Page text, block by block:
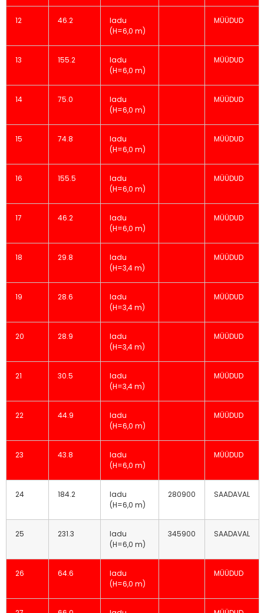
12 46.2
ladu
(H=6,0 m)
MÜÜDUD
13 155.2
ladu
(H=6,0 m)
MÜÜDUD
14 75.0
ladu
(H=6,0 m)
MÜÜDUD
15 74.8
ladu
(H=6,0 m)
MÜÜDUD
16 155.5
ladu
(H=6,0 m)
MÜÜDUD
17 46.2
ladu
(H=6,0 m)
MÜÜDUD
18 29.8
ladu
(H=3,4 m)
MÜÜDUD
19 28.6
ladu
(H=3,4 m)
MÜÜDUD
20 28.9
ladu
(H=3,4 m)
MÜÜDUD
21 30.5
ladu
(H=3,4 m)
MÜÜDUD
22 44.9
ladu
(H=6,0 m)
MÜÜDUD
23 43.8
ladu
(H=6,0 m)
MÜÜDUD
24 184.2
ladu
(H=6,0 m)
280900 SAADAVAL
25 231.3
ladu
(H=6,0 m)
345900 SAADAVAL
26 64.6
ladu
(H=6,0 m)
MÜÜDUD